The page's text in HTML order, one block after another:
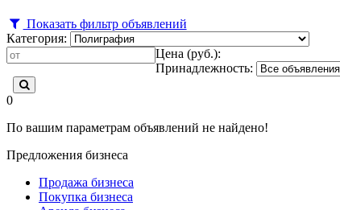
Показать фильтр объявлений
Категория:
Цена (руб.):
Принадлежность:
0
По вашим параметрам объявлений не найдено!
Предложения бизнеса
Продажа бизнеса
Покупка бизнеса